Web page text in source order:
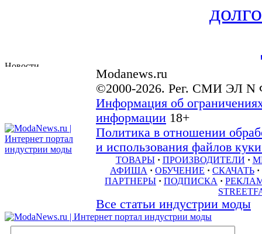
Modanews.ru
©2000-2026. Рег. СМИ ЭЛ N
Информация об
информации 18+
Политика в отношении
и использования файлов
ТОВАРЫ · ПРОИЗВОДИТЕЛИ ·
АФИША · ОБУЧЕНИЕ · СКАЧАТЬ ·
ПАРТНЕРЫ · ПОДПИСКА ·
Все статьи индустрии моды